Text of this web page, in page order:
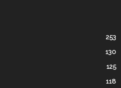
253
130
125
118